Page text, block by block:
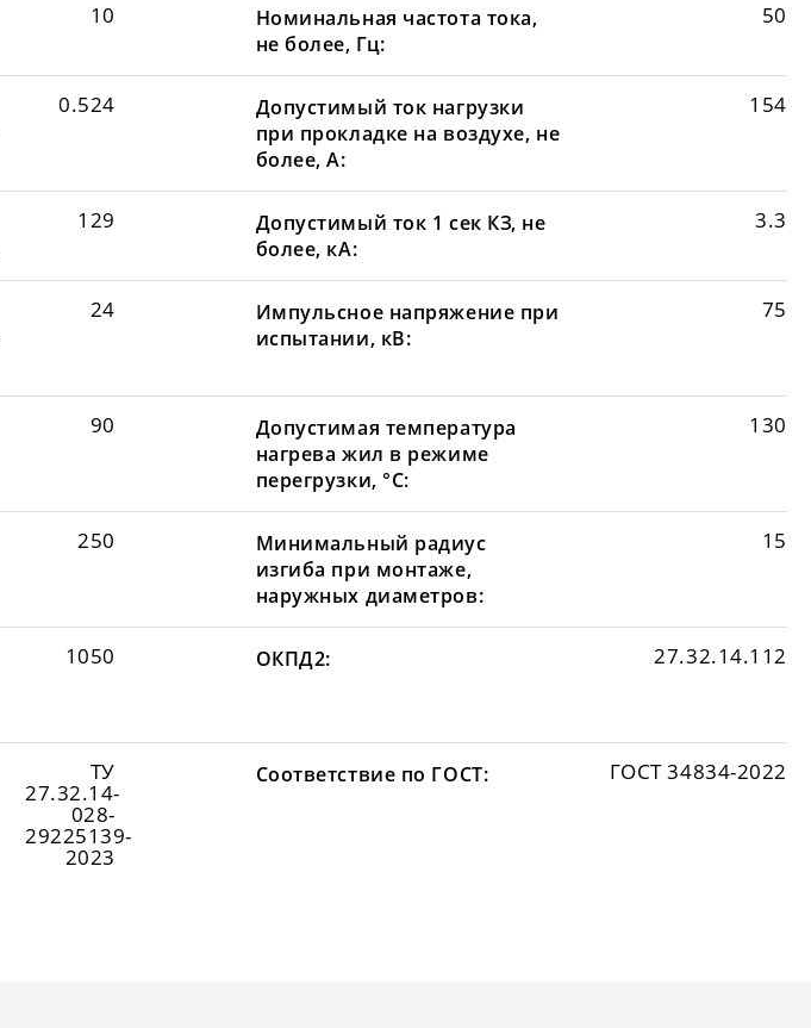
10
Номинальная частота тока,
не более, Гц:
50
0.524
Допустимый ток нагрузки
при прокладке на воздухе, не
более, А:
154
129
Допустимый ток 1 сек КЗ, не
более, кА:
3.3
24
Импульсное напряжение при
испытании, кВ:
75
90
Допустимая температура
нагрева жил в режиме
перегрузки, °С:
130
250
Минимальный радиус
изгиба при монтаже,
наружных диаметров:
15
1050 ОКПД2: 27.32.14.112
ТУ
27.32.14-
028-
29225139-
2023
Соответствие по ГОСТ: ГОСТ 34834-2022